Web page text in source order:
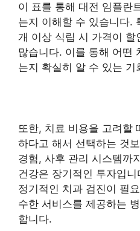
이 표를 통해 대전 임플란
는지 이해할 수 있습니다.
개 이상 식립 시 가격이
많습니다. 이를 통해 어떤
는지 확실히 알 수 있는 기
또한, 치료 비용을 고려할
하다고 해서 선택하는 것
경험, 사후 관리 시스템까
건강은 장기적인 투자입
정기적인 치과 검진이 필
수한 서비스를 제공하는
합니다.